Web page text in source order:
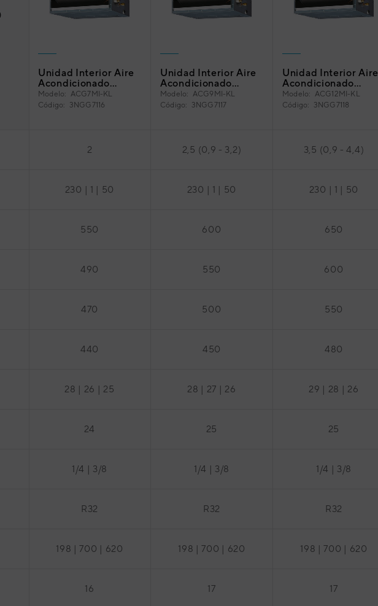
Unidad Interior Aire
Acondicionado
Multisplit Conducto
General ACG7MI-KL
Modelo: ACG7MI-KL
Código: 3NGG7116
2
230 | 1 | 50
550
490
470
440
28 | 26 | 25
24
1/4 | 3/8
R32
198 | 700 | 620
16
Unidad Interior Aire
Acondicionado
Multisplit Conducto
General ACG9MI-KL
Modelo: ACG9MI-KL
Código: 3NGG7117
2,5 (0,9 - 3,2)
230 | 1 | 50
600
550
500
450
28 | 27 | 26
25
1/4 | 3/8
R32
198 | 700 | 620
17
Unidad Interior Aire
Acondicionado
Multisplit Conducto
General ACG12MI-
Modelo: ACG12MI-KL
Código: 3NGG7118
3,5 (0,9 - 4,4)
230 | 1 | 50
650
600
550
480
29 | 28 | 26
25
1/4 | 3/8
R32
198 | 700 | 620
17